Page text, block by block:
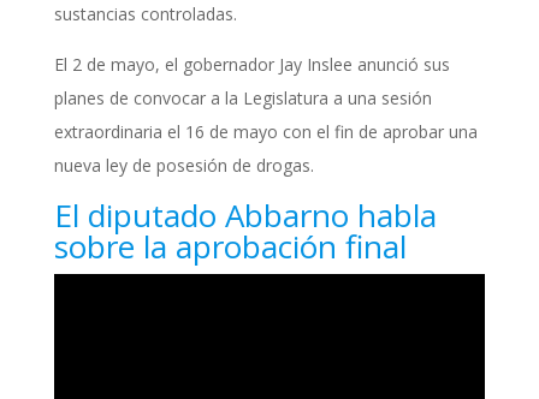
sustancias controladas.
El 2 de mayo, el gobernador Jay Inslee anunció sus
planes de convocar a la Legislatura a una sesión
extraordinaria el 16 de mayo con el fin de aprobar una
nueva ley de posesión de drogas.
El diputado Abbarno habla
sobre la aprobación final